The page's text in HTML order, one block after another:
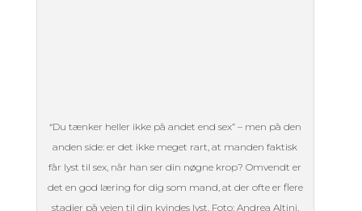
“Du tænker heller ikke på andet end sex” – men på den
anden side: er det ikke meget rart, at manden faktisk
får lyst til sex, når han ser din nøgne krop? Omvendt er
det en god læring for dig som mand, at der ofte er flere
stadier på vejen til din kvindes lyst. Foto: Andrea Altini,